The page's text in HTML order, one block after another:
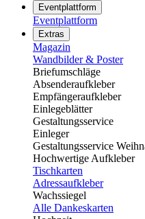
Eventplattform
Eventplattform
Extras
Magazin
Wandbilder & Poster
Briefumschläge
Absenderaufkleber
Empfängeraufkleber
Einlegeblätter
Gestaltungsservice
Einleger
Gestaltungsservice
Hochwertige Aufkleber
Tischkarten
Adressaufkleber
Wachssiegel
Alle Dankeskarten